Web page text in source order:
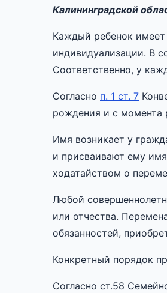
Калининградской
Каждый ребенок
индивидуализации. В
Соответственно, у
Согласно п. 1 ст. 7
рождения и с момента
Имя возникает у
и присваивают ему
ходатайством о
Любой
или отчества.
обязанностей,
Конкретный порядок
Согласно ст.58